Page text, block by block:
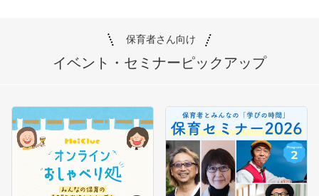
保育者さん向け
イベント・セミナーピックアップ